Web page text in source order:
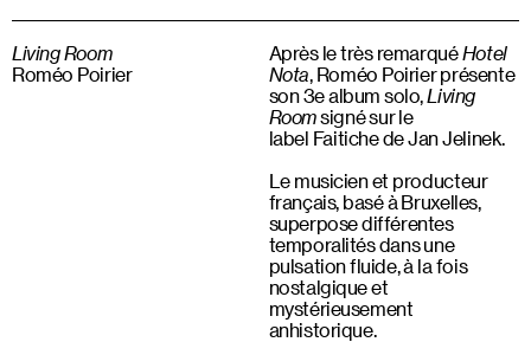
Living Room
Roméo Poirier
Après le très remarquéHotel
Nota, Roméo Poirier présente
son 3e album solo,Living
Roomsigné sur le
label Faitiche de Jan Jelinek.
Le musicien et producteur
français, basé à Bruxelles,
superpose différentes
temporalités dans une
pulsation fluide, à la fois
nostalgique et
mystérieusement
anhistorique.